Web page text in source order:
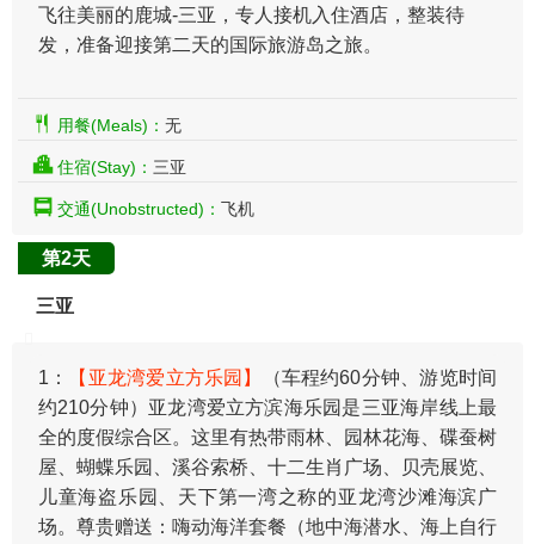
飞往美丽的鹿城-三亚，专人接机入住酒店，整装待
发，准备迎接第二天的国际旅游岛之旅。
用餐(Meals)： 无
住宿(Stay)： 三亚
交通(Unobstructed)： 飞机
第2天
三亚
1： 【亚龙湾爱立方乐园】
（车程约60分钟、游览时间
约210分钟）亚龙湾爱立方滨海乐园是三亚海岸线上最
全的度假综合区。这里有热带雨林、园林花海、碟蚕树
屋、蝴蝶乐园、溪谷索桥、十二生肖广场、贝壳展览、
儿童海盗乐园、天下第一湾之称的亚龙湾沙滩海滨广
场。尊贵赠送：嗨动海洋套餐（地中海潜水、海上自行